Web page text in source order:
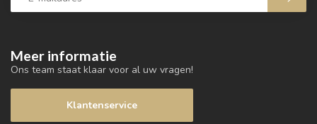
Meer informatie
Ons team staat klaar voor al uw vragen!
Klantenservice